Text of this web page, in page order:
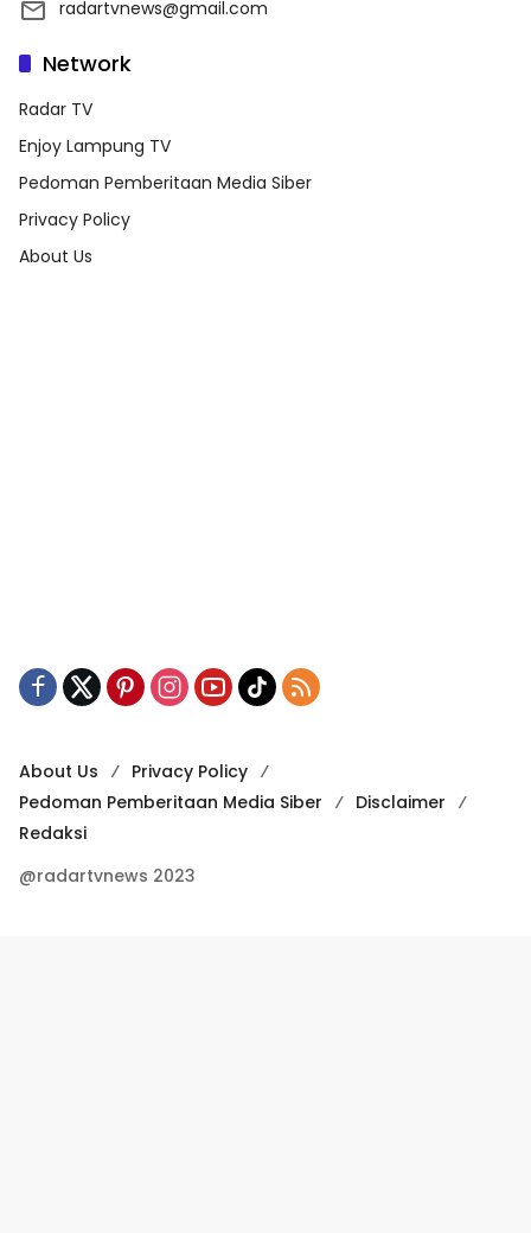
radartvnews@gmail.com
Network
Radar TV
Enjoy Lampung TV
Pedoman Pemberitaan Media Siber
Privacy Policy
About Us
About Us
Privacy Policy
Pedoman Pemberitaan Media Siber
Disclaimer
Redaksi
@radartvnews 2023